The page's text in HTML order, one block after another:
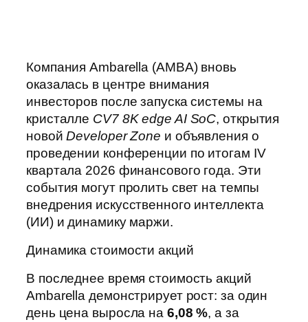
Компания Ambarella (AMBA) вновь
оказалась в центре внимания
инвесторов после запуска системы на
кристалле CV7 8K edge AI SoC, открытия
новойDeveloper Zone и объявления о
проведении конференции по итогам IV
квартала 2026 финансового года. Эти
события могут пролить свет на темпы
внедрения искусственного интеллекта
(ИИ) и динамику маржи.
Динамика стоимости акций
В последнее время стоимость акций
Ambarella демонстрирует рост: за один
день цена выросла на 6,08 %, а за